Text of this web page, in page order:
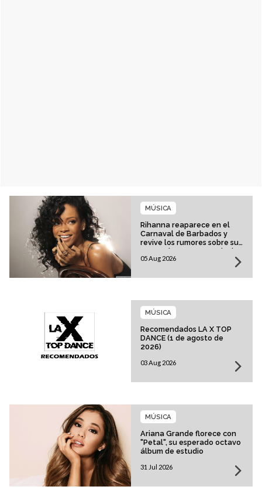
Rihanna reaparece en el
Carnaval de Barbados y
revive los rumores sobre su
esperado regreso musical
MÚSICA
05 Aug 2026
Recomendados LA X TOP
DANCE (1 de agosto de
2026)
MÚSICA
03 Aug 2026
Ariana Grande florece con
"Petal", su esperado octavo
álbum de estudio
MÚSICA
31 Jul 2026